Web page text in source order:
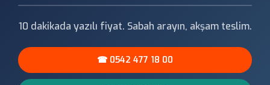
10 dakikada yazılı fiyat. Sabah arayın, akşam teslim.
☎ 0542 477 18 00